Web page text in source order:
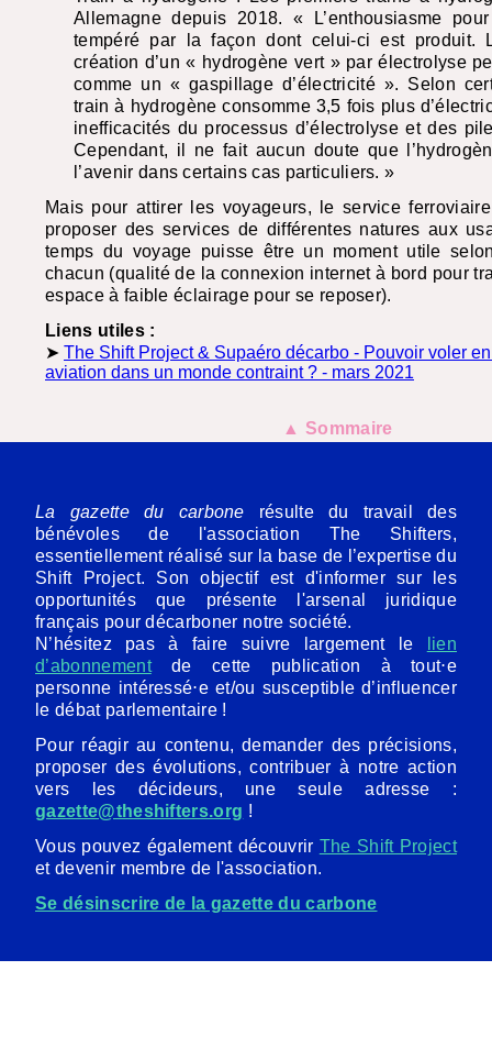
Allemagne depuis 2018. « L’enthousiasme
tempéré par la façon dont celui-ci est produit.
création d’un « hydrogène vert » par électrolyse
comme un « gaspillage d’électricité ». Selon
train à hydrogène consomme 3,5 fois plus
inefficacités du processus d’électrolyse et des
Cependant, il ne fait aucun doute que
l’avenir dans certains cas particuliers. »
Mais pour attirer les voyageurs, le service
proposer des services de différentes natures aux
temps du voyage puisse être un moment utile
chacun (qualité de la connexion internet à bord pour
espace à faible éclairage pour se reposer).
Liens utiles :
➤ The Shift Project & Supaéro décarbo - Pouvoir voler
aviation dans un monde contraint ? - mars 2021
▲ Sommaire
La gazette du carbone résulte du travail des
bénévoles de l'association The Shifters,
essentiellement réalisé sur la base de l’expertise du
Shift Project. Son objectif est d'informer sur les
opportunités que présente l'arsenal juridique
français pour décarboner notre société.
N’hésitez pas à faire suivre largement le
lien
d’abonnementde cette publication à tout⋅e
personne intéressé⋅e et/ou susceptible d’influencer
le débat parlementaire !
Pour réagir au contenu, demander des précisions,
proposer des évolutions, contribuer à notre action
vers les décideurs, une seule adresse :
gazette@theshifters.org !
Vous pouvez également découvrir The Shift Project
et devenir membre de l'association.
Se désinscrire de la gazette du carbone